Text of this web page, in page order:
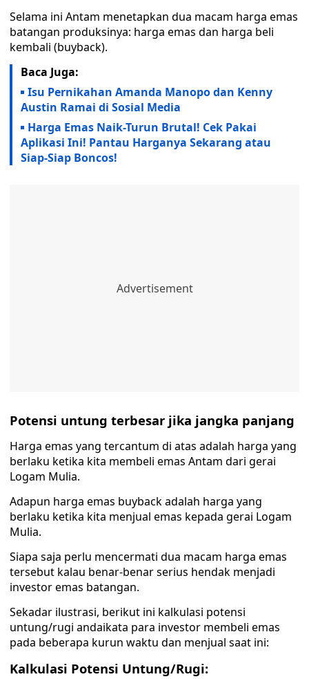
Selama ini Antam menetapkan dua macam harga emas
batangan produksinya: harga emas dan harga beli
kembali (buyback).
Baca Juga:
Isu Pernikahan Amanda Manopo dan Kenny
Austin Ramai di Sosial Media
Harga Emas Naik-Turun Brutal! Cek Pakai
Aplikasi Ini! Pantau Harganya Sekarang atau
Siap-Siap Boncos!
Potensi untung terbesar jika jangka panjang
Harga emas yang tercantum di atas adalah harga yang
berlaku ketika kita membeli emas Antam dari gerai
Logam Mulia.
Adapun harga emas buyback adalah harga yang
berlaku ketika kita menjual emas kepada gerai Logam
Mulia.
Siapa saja perlu mencermati dua macam harga emas
tersebut kalau benar-benar serius hendak menjadi
investor emas batangan.
Sekadar ilustrasi, berikut ini kalkulasi potensi
untung/rugi andaikata para investor membeli emas
pada beberapa kurun waktu dan menjual saat ini:
Kalkulasi Potensi Untung/Rugi: